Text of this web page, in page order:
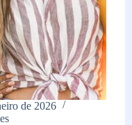
de 2026